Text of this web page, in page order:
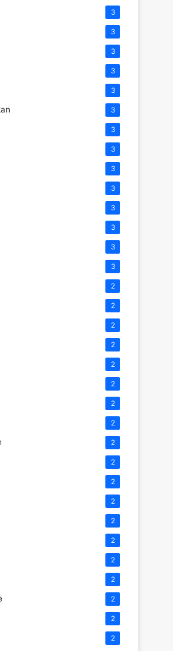
3
3
3
3
3
3
3
3
3
3
3
3
3
3
2
2
2
2
2
2
2
2
2
2
2
2
2
2
2
2
2
2
2